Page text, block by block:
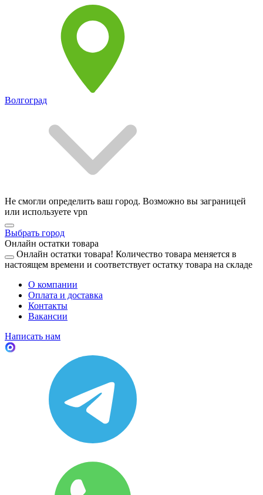
Волгоград
Не смогли определить ваш город. Возможно вы заграницей
или используете vpn
Выбрать город
Онлайн остатки товара
Онлайн остатки товара! Количество товара меняется в
настоящем времени и соответствует остатку товара на складе
О компании
Оплата и доставка
Контакты
Вакансии
Написать нам